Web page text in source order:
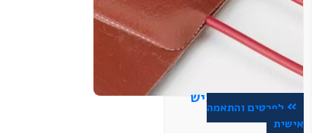
גוף חימום גמיש
לפרטים והתאמה
אישית